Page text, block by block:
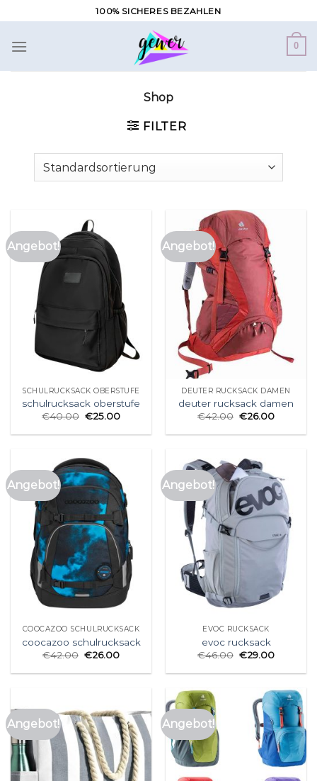
Inhalt
springen
100% SICHERES BEZAHLEN
0
Shop
FILTER
Angebot!
SCHULRUCKSACK OBERSTUFE
schulrucksack oberstufe
€40.00 €25.00
Angebot!
DEUTER RUCKSACK DAMEN
deuter rucksack damen
€42.00 €26.00
Angebot!
COOCAZOO SCHULRUCKSACK
coocazoo schulrucksack
€42.00 €26.00
Angebot!
EVOC RUCKSACK
evoc rucksack
€46.00 €29.00
Angebot! Angebot!